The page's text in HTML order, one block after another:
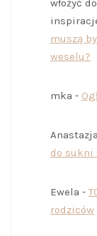
włożyć
muszą
weselu?
mka -
Anastazja
do sukni
Ewela -
rodziców